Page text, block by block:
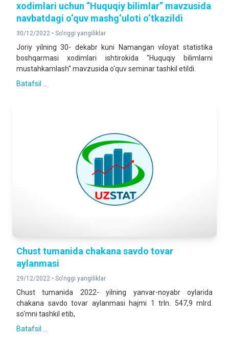
xodimlari uchun “Huquqiy bilimlar” mavzusida
navbatdagi o‘quv mashg‘uloti o‘tkazildi
30/12/2022 • So'nggi yangiliklar
Joriy yilning 30- dekabr kuni Namangan viloyat statistika
boshqarmasi xodimlari ishtirokida "Huquqiy bilimlarni
mustahkamlash" mavzusida o‘quv seminar tashkil etildi.
Batafsil ...
Chust tumanida chakana savdo tovar
aylanmasi
29/12/2022 • So'nggi yangiliklar
Chust tumanida 2022- yilning yanvar-noyabr oylarida
chakana savdo tovar aylanmasi hajmi 1 trln. 547,9 mlrd.
so‘mni tashkil etib,
Batafsil ...